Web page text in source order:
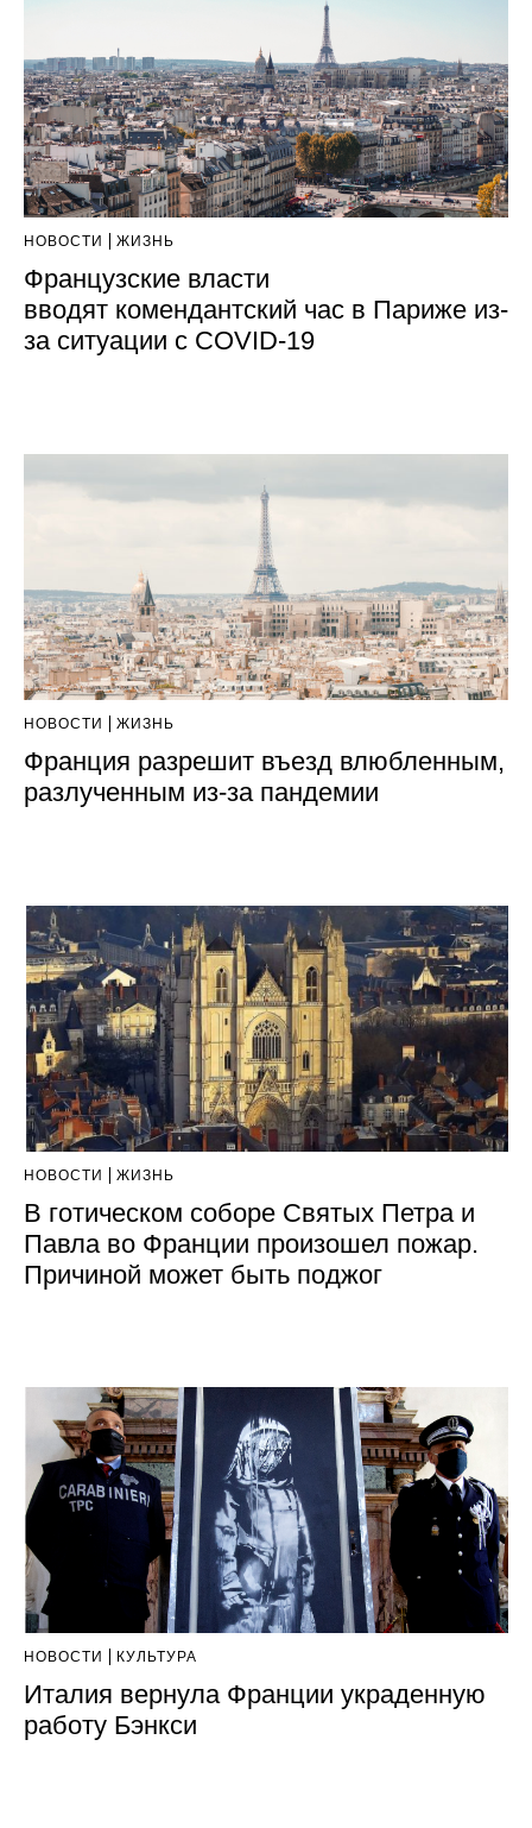
НОВОСТИ ЖИЗНЬ
Французские власти
вводят комендантский час в Париже из-
за ситуации с COVID-19
НОВОСТИ ЖИЗНЬ
Франция разрешит въезд влюбленным,
разлученным из-за пандемии
НОВОСТИ ЖИЗНЬ
В готическом соборе Святых Петра и
Павла во Франции произошел пожар.
Причиной может быть поджог
НОВОСТИ КУЛЬТУРА
Италия вернула Франции украденную
работу Бэнкси